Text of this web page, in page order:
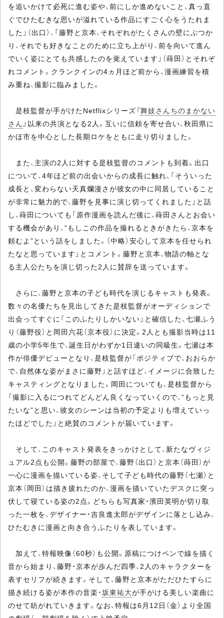
を追いかけて必死に進む姿や、前にしか進めないこと、真っ直
ぐでひたむきな思いが溢れている作品にすごく心をうたれま
した」（出口）、「藤野と京本、それぞれがたくさんの壁にぶつか
り、それでも好きなことのために立ち上がり、前を向いて進ん
でいく姿にとても共感したのを覚えています」（蒔田）とそれぞ
れコメント。クランクインの4ヵ月ほど前から、漫画練習を積
み重ね、撮影に臨みました。
是枝監督が手がけたNetflixシリーズ『舞妓さんちのまかない
さん』以来の共演となる2人。互いに信頼を寄せ合い、秋田県に
かほ市を中心とした長期ロケをともに走り切りました。
また、主演の2人に対する是枝監督のコメントも到着。出口
について、4年ほど前の出会いからの成長に触れ、「そういった
成長と、変わらない天真爛漫さが彼女の中に同居していること
が非常に魅力的で、藤野を見事に演じ切ってくれました」と話
し、蒔田についても「原作漫画を読んだ後に、蒔田さんとお会い
する機会があり、“もしこの作品を撮れるときがきたら、京本を
頼むよ”という話をしました。（中略）安心して京本を任せられ
たなと思っています」とコメント。藤野と京本、物語の軸とな
る主人公たちを演じ切った2人に賛辞を送っています。
さらに、藤野と京本の子ども時代を演じるキャストも発表。
数々の名優たちを見出してきた是枝監督がオーディションで
出会ってすぐに「このふたりしかいない」と確信した、七瀬ふう
り（藤野役）と岡田六花（京本役）に決定。2人とも撮影当時は11
歳の小学5年生で、誕生日がわずか1日違いの同級生。七瀬は本
作が俳優デビューとなり、是枝監督が「ポジティブで、おおらか
で、自然体な姿がまさに藤野」と話すほど、イメージに合致した
キャスティングとなりました。岡田についても、是枝監督から
「撮影に入るにつれてどんどん良くなっていくので、“もっと見
たいな”と思い、彼女のシーンは当初の予定よりも増えていっ
たほどでした」と絶賛のコメントが届いています。
そして、このキャスト発表をきっかけとして、新たなヴィジ
ュアル2点も公開。藤野の部屋で、藤野（出口）と京本（蒔田）が
一心に漫画を描いている姿、そして子ども時代の藤野（七瀬）と
京本（岡田）は描き疲れたのか、漫画を描いていたデスクに突っ
伏して寝ている姿の2点。どちらも写真家・濱田英明が切り取
った一枚を、デザイナー・吉良進太郎がデザインに落とし込み、
ひたむきに漫画と向き合うふたりを表しています。
加えて、特報映像（60秒）も公開。原稿につけペンで線を描く
音から始まり、藤野・京本が歩んだ四季、2人のキャラクターを
表すセリフが続きます。そして、藤野と京本がただひたすらに
描き続ける姿が本作の音楽・坂東祐大が手がける美しい楽曲に
のせて紡がれていきます。なお、特報は6月12日（金）より全国